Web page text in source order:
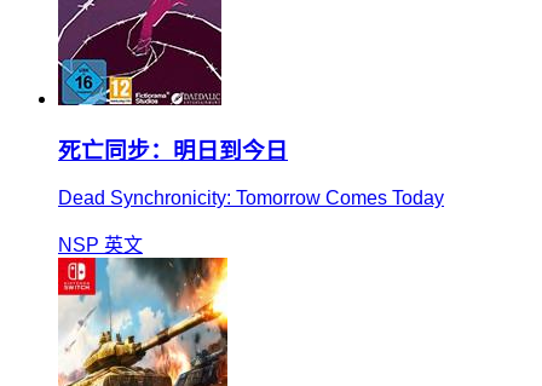
死亡同步：明日到今日
Dead Synchronicity: Tomorrow Comes Today
NSP 英文